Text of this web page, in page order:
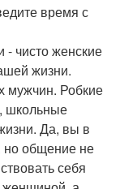
время с
- чисто женские
жизни.
мужчин. Робкие
школьные
Да, вы в
но общение не
себя